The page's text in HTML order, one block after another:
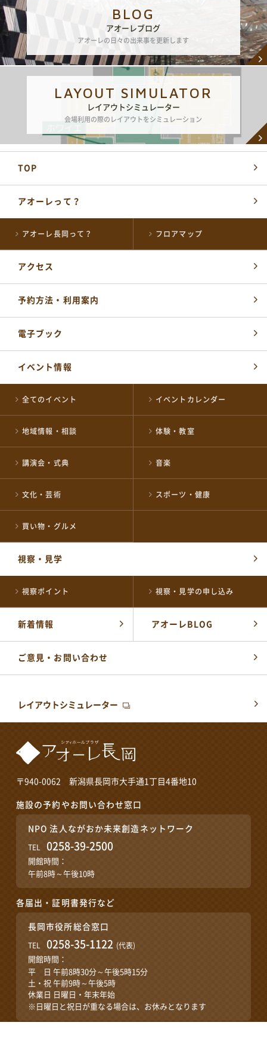
BLOG
アオーレブログ
アオーレの日々の出来事を更新します
LAYOUT SIMULATOR
レイアウトシミュレーター
会場利用の際のレイアウトをシミュレーション
〒940-0062 新潟県長岡市大手通1丁目4番地10
施設の予約やお問い合わせ窓口
NPO 法人ながおか未来創造ネットワーク
TEL 0258-39-2500
開館時間：
午前8時～午後10時
各届出・証明書発行など
長岡市役所総合窓口
TEL 0258-35-1122 (代表)
開館時間：
平 日 午前8時30分～午後5時15分
土・祝 午前9時～午後5時
休業日 日曜日・年末年始
※日曜日と祝日が重なる場合は、お休みとなります
TOP
アオーレって？
アオーレ長岡って？ フロアマップ
アクセス
予約方法・利用案内
電子ブック
イベント情報
全てのイベント イベントカレンダー
地域情報・相談 体験・教室
講演会・式典 音楽
文化・芸術 スポーツ・健康
買い物・グルメ
視察・見学
視察ポイント 視察・見学の申し込み
新着情報 アオーレBLOG
ご意見・お問い合わせ
レイアウトシミュレーター
各届出・証明書発行など
長岡市役所総合窓口
0258-35-1122
開館時間：
休業日 日曜日・年末年始
※日曜日と祝日が重なる場合は、お休みとなります
施設の予約やお問い合わせ窓口
NPO 法人ながおか未来創造ネットワーク
TEL 0258-39-2500